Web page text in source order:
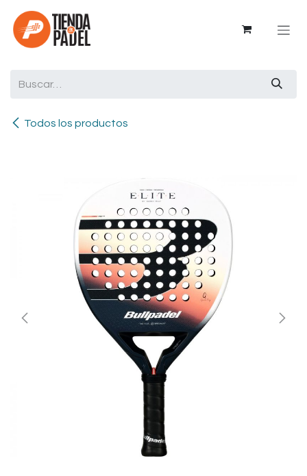
Ir al contenido
Todos los productos